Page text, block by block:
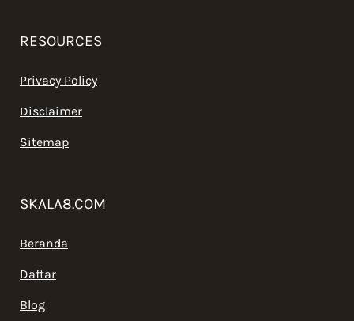
RESOURCES
Privacy Policy
Disclaimer
Sitemap
SKALA8.COM
Beranda
Daftar
Blog